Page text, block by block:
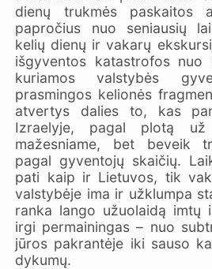
dienų trukmės paskaitos
papročius nuo seniausių
kelių dienų ir vakarų
išgyventos katastrofos nuo
kuriamos valstybės
prasmingos kelionės
atvertys dalies to, kas
Izraelyje, pagal plotą už
mažesniame, bet beveik
pagal gyventojų skaičių.
pati kaip ir Lietuvos, tik
valstybėje ima ir užklumpa
ranka lango užuolaidą imtų
irgi permainingas – nuo
jūros pakrantėje iki sauso
dykumų.